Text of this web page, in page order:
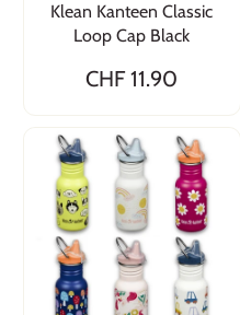
Klean Kanteen Classic
Loop Cap Black
CHF 11.90